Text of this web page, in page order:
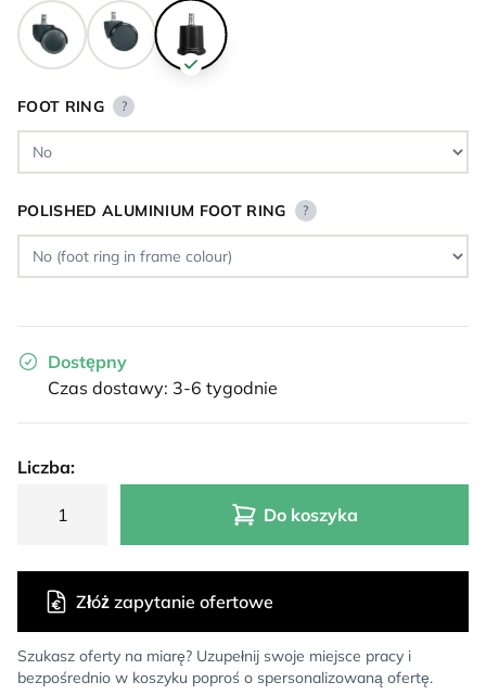
FOOT RING ?
POLISHED ALUMINIUM FOOT RING ?
Dostępny
Czas dostawy: 3-6 tygodnie
Liczba:
Do koszyka
Szukasz oferty na miarę? Uzupełnij swoje miejsce pracy i
bezpośrednio w koszyku poproś o spersonalizowaną ofertę.
Złóż zapytanie ofertowe